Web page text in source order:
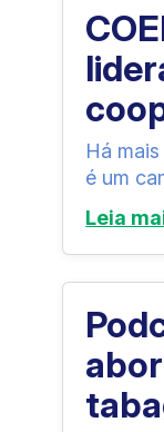
Há
é um
Leia